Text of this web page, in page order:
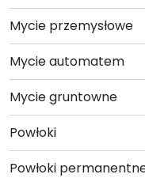
Mycie przemysłowe
Mycie automatem
Mycie gruntowne
Powłoki
Powłoki